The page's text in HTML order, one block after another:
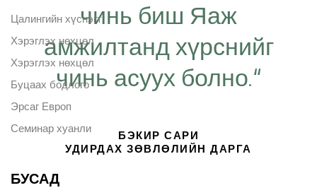
чинь биш Яаж
амжилтанд хүрснийг
чинь асуух болно.“
БЭКИР САРИ
УДИРДАХ ЗӨВЛӨЛИЙН ДАРГА
Цалингийн хүснэгт
Хэрэглэх нөхцөл
Хэрэглэх нөхцөл
Буцаах бодлого
Эрсаг Европ
Семинар хуанли
БУСАД